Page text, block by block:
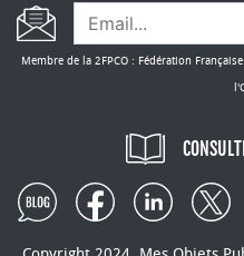
personnalisation et
pour obtenir des
compétitifs.
Membre de la 2FPCO : Fédération